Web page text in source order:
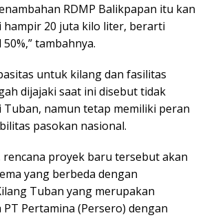
RDMP Balikpapan itu kan
hampir 20 juta kilo liter, berarti
tambahnya.
untuk kilang dan fasilitas
dijajaki saat ini disebut tidak
Tuban, namun tetap memiliki peran
pasokan nasional.
rencana proyek baru tersebut akan
yang berbeda dengan
Tuban yang merupakan
Pertamina (Persero) dengan